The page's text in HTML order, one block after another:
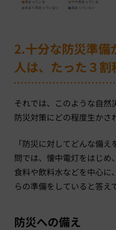
2.十分な防災準備
人は、たった３割
それでは、このような自然
防災対策にどの程度生かさ
「防災に対してどんな備
問では、懐中電灯をはじめ
食料や飲料水などを中心に
らの準備をしていると答え
防災への備え